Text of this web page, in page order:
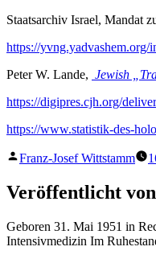
Staatsarchiv Israel, Mandat
https://yvng.yadvashem.org/
Peter W. Lande, Jewish
https://digipres.cjh.org/
https://www.statistik-des-
Veröffentlicht
Franz-Josef Wittstamm
Veröffentlicht
Geboren 31. Mai 1951 in
Intensivmedizin Im